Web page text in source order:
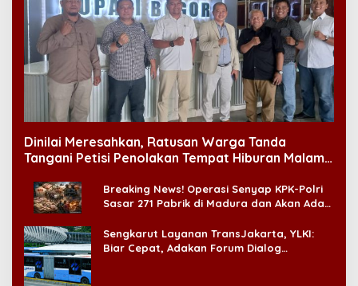
Dinilai Meresahkan, Ratusan Warga Tanda
Tangani Petisi Penolakan Tempat Hiburan Malam
Breaking News! Operasi Senyap KPK-Polri
Sasar 271 Pabrik di Madura dan Akan Ada
Sengkarut Layanan TransJakarta, YLKI:
Biar Cepat, Adakan Forum Dialog